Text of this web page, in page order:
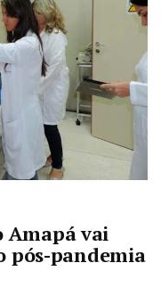
Amapá vai
pós-pandemia